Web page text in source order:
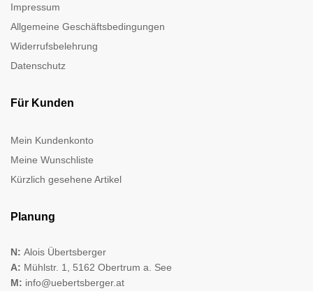
Impressum
Allgemeine Geschäftsbedingungen
Widerrufsbelehrung
Datenschutz
Für Kunden
Mein Kundenkonto
Meine Wunschliste
Kürzlich gesehene Artikel
Planung
N: Alois Übertsberger
A: Mühlstr. 1, 5162 Obertrum a. See
M: info@uebertsberger.at